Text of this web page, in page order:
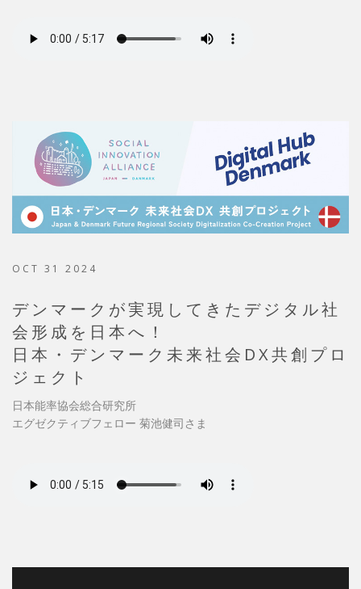
OCT 31 2024
デンマークが実現してきたデジタル社
会形成を日本へ！
日本・デンマーク未来社会DX共創プロ
ジェクト
日本能率協会総合研究所
エグゼクティブフェロー 菊池健司さま